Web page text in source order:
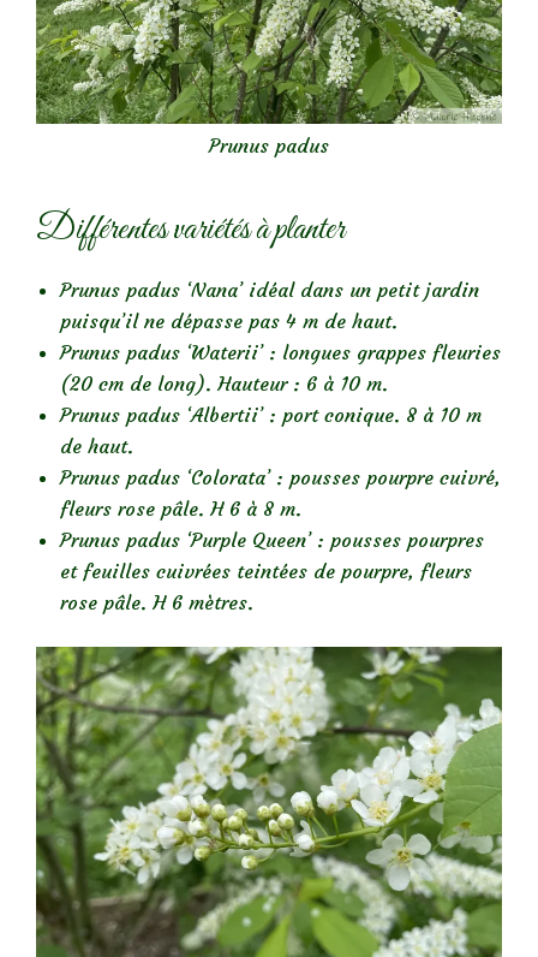
Prunus padus
Différentes variétés à planter
Prunus padus ‘Nana’ idéal dans un petit jardin
puisqu’il ne dépasse pas 4 m de haut.
Prunus padus ‘Waterii’ : longues grappes fleuries
(20 cm de long). Hauteur : 6 à 10 m.
Prunus padus ‘Albertii’ : port conique. 8 à 10 m
de haut.
Prunus padus ‘Colorata’ : pousses pourpre cuivré,
fleurs rose pâle. H 6 à 8 m.
Prunus padus ‘Purple Queen’ : pousses pourpres
et feuilles cuivrées teintées de pourpre, fleurs
rose pâle. H 6 mètres.